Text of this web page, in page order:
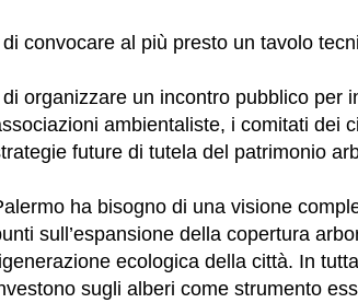
di convocare al più presto un tavolo
di organizzare un incontro pubblico per
ambientaliste, i comitati dei
future di tutela del patrimonio
ha bisogno di una visione
sull’espansione della copertura
ecologica della città. In
sugli alberi come strumento